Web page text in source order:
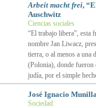
Arbeit macht frei,
Auschwitz
Ciencias sociales
“El trabajo libera”, esta
nombre Jan Liwacz,
tierra, o al menos a una
(Polonia), donde fueron
judía, por el simple
José Ignacio
Sociedad